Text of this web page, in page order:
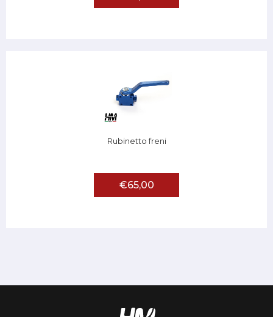
Rubinetto freni
€65,00